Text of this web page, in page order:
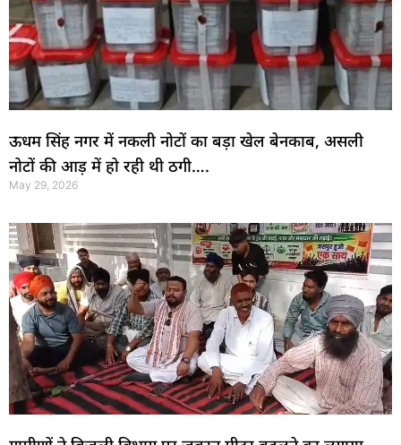
ऊधम सिंह नगर में नकली नोटों का बड़ा खेल बेनकाब, असली
नोटों की आड़ में हो रही थी ठगी….
May 29, 2026